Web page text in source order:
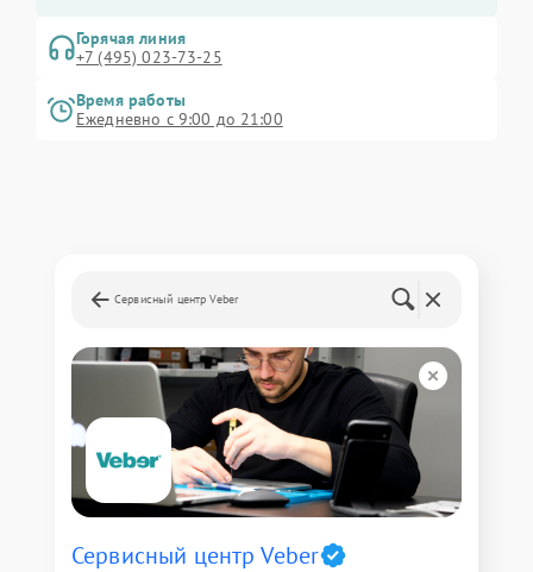
Горячая линия
+7 (495) 023-73-25
Время работы
Ежедневно с 9:00 до 21:00
Сервисный центр Veber
Сервисный центр Veber